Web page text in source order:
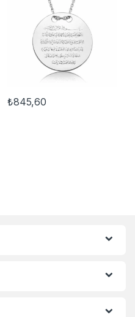
₺845,60